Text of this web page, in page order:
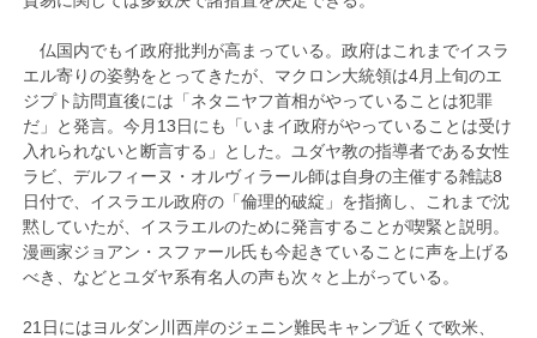
仏国内でもイ政府批判が高まっている。政府はこれまでイスラ
エル寄りの姿勢をとってきたが、マクロン大統領は4月上旬のエ
ジプト訪問直後には「ネタニヤフ首相がやっていることは犯罪
だ」と発言。今月13日にも「いまイ政府がやっていることは受け
入れられないと断言する」とした。ユダヤ教の指導者である女性
ラビ、デルフィーヌ・オルヴィラール師は自身の主催する雑誌8
日付で、イスラエル政府の「倫理的破綻」を指摘し、これまで沈
黙していたが、イスラエルのために発言することが喫緊と説明。
漫画家ジョアン・スファール氏も今起きていることに声を上げる
べき、などとユダヤ系有名人の声も次々と上がっている。
21日にはヨルダン川西岸のジェニン難民キャンプ近くで欧米、